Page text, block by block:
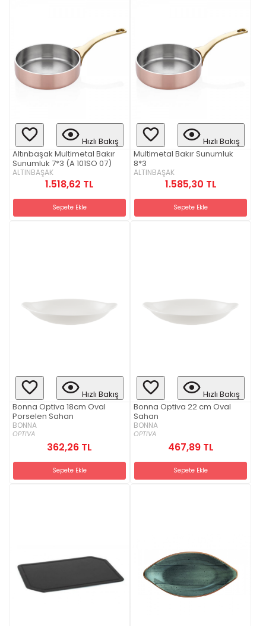
Hızlı Bakış
Altınbaşak Multimetal Bakır
Sunumluk 7*3 (A 101SO 07)
ALTINBAŞAK
1.518,62 TL
Sepete Ekle
Hızlı Bakış
Multimetal Bakır Sunumluk
8*3
ALTINBAŞAK
1.585,30 TL
Sepete Ekle
Hızlı Bakış
Bonna Optiva 18cm Oval
Porselen Sahan
BONNA
OPTIVA
362,26 TL
Sepete Ekle
Hızlı Bakış
Bonna Optiva 22 cm Oval
Sahan
BONNA
OPTIVA
467,89 TL
Sepete Ekle